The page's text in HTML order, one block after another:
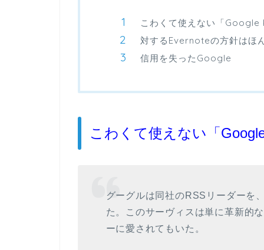
こわくて使えない「Google
対するEvernoteの方針はほ
信用を失ったGoogle
こわくて使えない「
グーグルは同社のRSSリーダーを
た。このサーヴィスは単に革新的
ーに愛されてもいた。